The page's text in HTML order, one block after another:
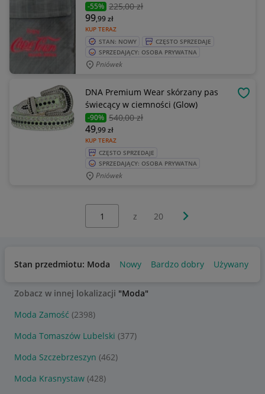
-55% 225,00 zł
KUP TERAZ
99,99zł
STAN: NOWY
CZĘSTO SPRZEDAJE
SPRZEDAJĄCY: OSOBA PRYWATNA
Pniówek
DNA Premium Wear skórzany pas
świecący w ciemności (Glow)
-90% 540,00 zł
KUP TERAZ
49,99zł
CZĘSTO SPRZEDAJE
SPRZEDAJĄCY: OSOBA PRYWATNA
Pniówek
z 20 Następna strona
Stan przedmiotu: Moda Nowy Bardzo dobry Używany
Zobacz w innej lokalizacji "Moda"
Moda Zamość (2398)
Moda Tomaszów Lubelski (377)
Moda Szczebrzeszyn (462)
Moda Krasnystaw (428)